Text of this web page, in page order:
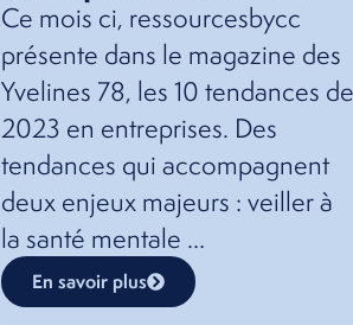
Ce mois ci, ressourcesbycc
présente dans le magazine des
Yvelines 78, les 10 tendances de
2023 en entreprises. Des
tendances qui accompagnent
deux enjeux majeurs : veiller à
la santé mentale …
En savoir plus